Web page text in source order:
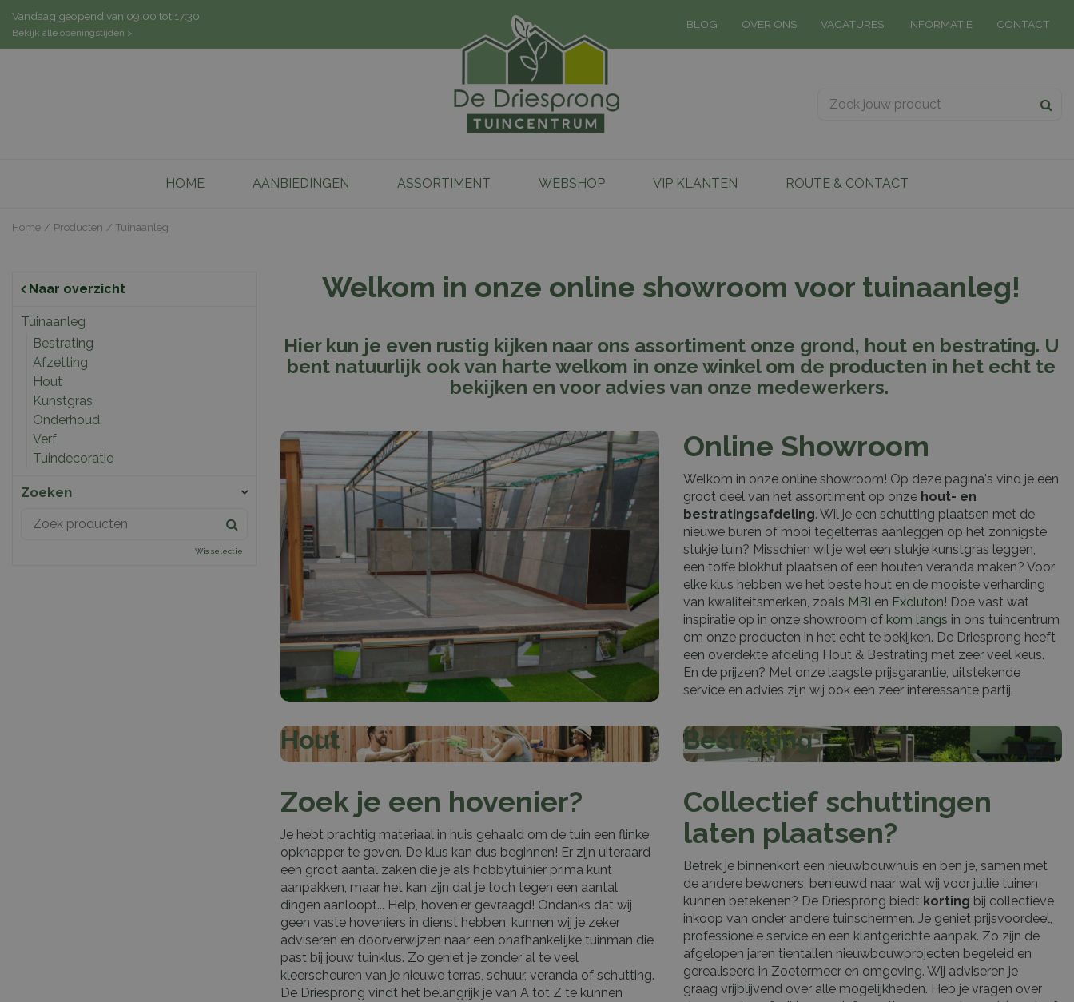
naar
content
Home Producten Tuinaanleg
Vandaag geopend van 09:00 tot 17:30
Bekijk alle openingstijden >
BLOG OVER ONS VACATURES INFORMATIE CONTACT
HOME AANBIEDINGEN ASSORTIMENT WEBSHOP VIP KLANTEN ROUTE & CONTACT
Welkom in onze online showroom voor tuinaanleg!
Hier kun je even rustig kijken naar ons assortiment onze grond, hout en bestrating. U
bent natuurlijk ook van harte welkom in onze winkel om de producten in het echt te
bekijken en voor advies van onze medewerkers.
Online Showroom
Welkom in onze online showroom! Op deze pagina's vind je een
groot deel van het assortiment op onze hout- en
bestratingsafdeling. Wil je een schutting plaatsen met de
nieuwe buren of mooi tegelterras aanleggen op het zonnigste
stukje tuin? Misschien wil je wel een stukje kunstgras leggen,
een toffe blokhut plaatsen of een houten veranda maken? Voor
elke klus hebben we het beste hout en de mooiste verharding
van kwaliteitsmerken, zoals MBI en Excluton! Doe vast wat
inspiratie op in onze showroom of kom langs in ons tuincentrum
om onze producten in het echt te bekijken. De Driesprong heeft
een overdekte afdeling Hout & Bestrating met zeer veel keus.
En de prijzen? Met onze laagste prijsgarantie, uitstekende
service en advies zijn wij ook een zeer interessante partij.
Hout Bestrating
Zoek je een hovenier?
Je hebt prachtig materiaal in huis gehaald om de tuin een flinke
opknapper te geven. De klus kan dus beginnen! Er zijn uiteraard
een groot aantal zaken die je als hobbytuinier prima kunt
aanpakken, maar het kan zijn dat je toch tegen een aantal
dingen aanloopt... Help, hovenier gevraagd! Ondanks dat wij
geen vaste hoveniers in dienst hebben, kunnen wij je zeker
adviseren en doorverwijzen naar een onafhankelijke tuinman die
past bij jouw tuinklus. Zo geniet je zonder al te veel
kleerscheuren van je nieuwe terras, schuur, veranda of schutting.
De Driesprong vindt het belangrijk je van A tot Z te kunnen
Collectief schuttingen
laten plaatsen?
Betrek je binnenkort een nieuwbouwhuis en ben je, samen met
de andere bewoners, benieuwd naar wat wij voor jullie tuinen
kunnen betekenen? De Driesprong biedt korting bij collectieve
inkoop van onder andere tuinschermen. Je geniet prijsvoordeel,
professionele service en een klantgerichte aanpak. Zo zijn de
afgelopen jaren tientallen nieuwbouwprojecten begeleid en
gerealiseerd in Zoetermeer en omgeving. Wij adviseren je
graag vrijblijvend over alle mogelijkheden. Heb je vragen over
Naar overzicht
Tuinaanleg
Bestrating
Afzetting
Hout
Kunstgras
Onderhoud
Verf
Tuindecoratie
Zoeken
Wis selectie